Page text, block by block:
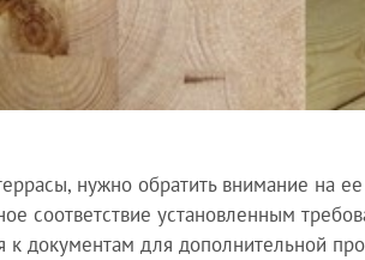
нужно обратить внимание на
соответствие установленным
к документам для дополнительной